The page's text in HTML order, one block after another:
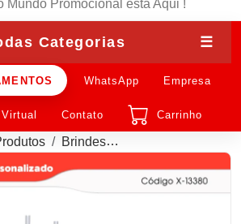
Mundo Promocional está Aqui !
Categorias ☰
WhatsApp Empresa
Contato Carrinho
Brindes